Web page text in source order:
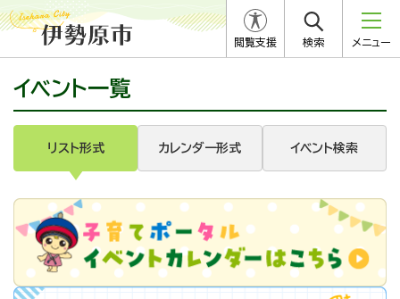
閲覧支援 検索 メニュー
イベント一覧
リスト形式 カレンダー形式 イベント検索